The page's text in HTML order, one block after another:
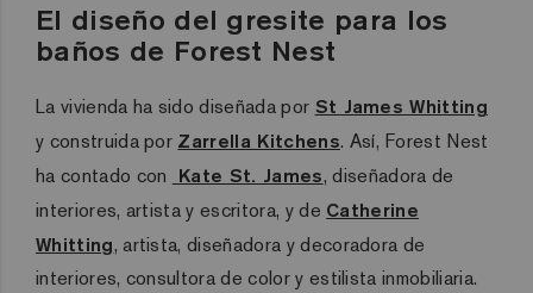
El diseño del gresite para los
baños de Forest Nest
La vivienda ha sido diseñada por St James Whitting
y construida por Zarrella Kitchens. Así, Forest Nest
ha contado con Kate St. James, diseñadora de
interiores, artista y escritora, y de Catherine
Whitting, artista, diseñadora y decoradora de
interiores, consultora de color y estilista inmobiliaria.